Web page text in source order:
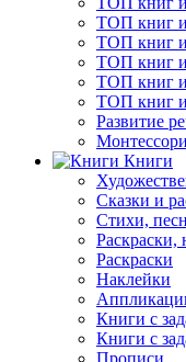
ТОП книг и
ТОП книг и
ТОП книг и
ТОП книг и
ТОП книг и
Развитие
Монтессори
Книги
Сказки и
Стихи,
Раскраски,
Раскраски
Наклейки
Книги с
Книги с
Прописи